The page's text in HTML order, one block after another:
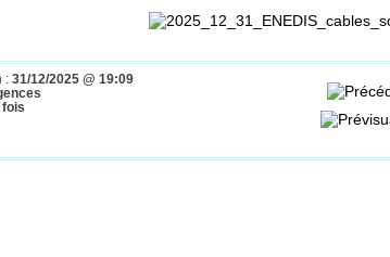
: 31/12/2025 @ 19:09
fois